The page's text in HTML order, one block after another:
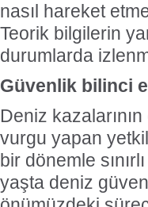
nasıl hareket
Teorik bilgilerin
durumlarda
Güvenlik bilinci
Deniz
vurgu yapan
bir dönemle
yaşta deniz